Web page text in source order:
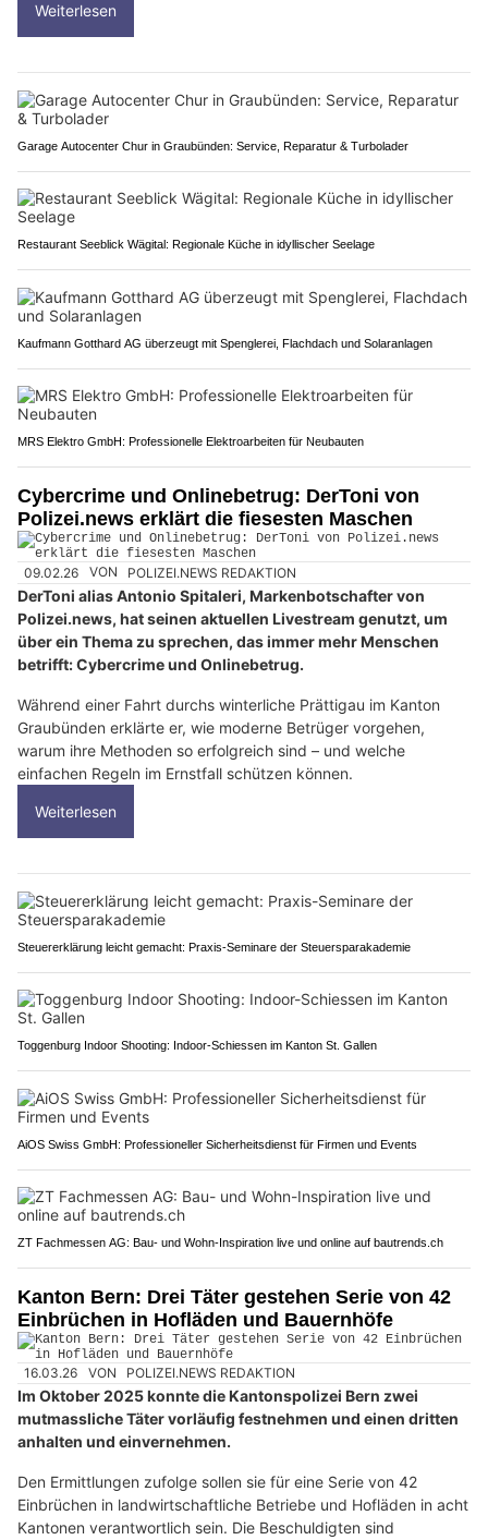
Weiterlesen
Garage Autocenter Chur in Graubünden: Service, Reparatur & Turbolader
Restaurant Seeblick Wägital: Regionale Küche in idyllischer Seelage
Kaufmann Gotthard AG überzeugt mit Spenglerei, Flachdach und Solaranlagen
MRS Elektro GmbH: Professionelle Elektroarbeiten für Neubauten
Cybercrime und Onlinebetrug: DerToni von
Polizei.news erklärt die fiesesten Maschen
09.02.26 VON POLIZEI.NEWS REDAKTION
DerToni alias Antonio Spitaleri, Markenbotschafter von
Polizei.news, hat seinen aktuellen Livestream genutzt, um
über ein Thema zu sprechen, das immer mehr Menschen
betrifft: Cybercrime und Onlinebetrug.
Während einer Fahrt durchs winterliche Prättigau im Kanton
Graubünden erklärte er, wie moderne Betrüger vorgehen,
warum ihre Methoden so erfolgreich sind – und welche
einfachen Regeln im Ernstfall schützen können.
Weiterlesen
Steuererklärung leicht gemacht: Praxis-Seminare der Steuersparakademie
Toggenburg Indoor Shooting: Indoor-Schiessen im Kanton St. Gallen
AiOS Swiss GmbH: Professioneller Sicherheitsdienst für Firmen und Events
ZT Fachmessen AG: Bau- und Wohn-Inspiration live und online auf bautrends.ch
Kanton Bern: Drei Täter gestehen Serie von 42
Einbrüchen in Hofläden und Bauernhöfe
16.03.26 VON POLIZEI.NEWS REDAKTION
Im Oktober 2025 konnte die Kantonspolizei Bern zwei
mutmassliche Täter vorläufig festnehmen und einen dritten
anhalten und einvernehmen.
Den Ermittlungen zufolge sollen sie für eine Serie von 42
Einbrüchen in landwirtschaftliche Betriebe und Hofläden in acht
Kantonen verantwortlich sein. Die Beschuldigten sind